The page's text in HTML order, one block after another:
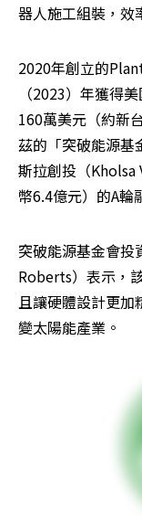
器人施工組裝，效
2020年創立的
（2023）年獲得
160萬美元（約新
茲的「突破能源
斯拉創投（
幣6.4億元）的A輪
突破能源基金會投
Roberts）表示，
且讓硬體設計更加
變太陽能產業。